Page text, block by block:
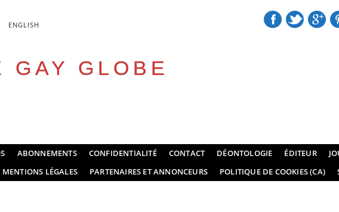
ENGLISH
GAY GLOBE
ABONNEMENTS CONFIDENTIALITÉ CONTACT DÉONTOLOGIE ÉDITEUR
MENTIONS LÉGALES PARTENAIRES ET ANNONCEURS POLITIQUE DE COOKIES (CA)